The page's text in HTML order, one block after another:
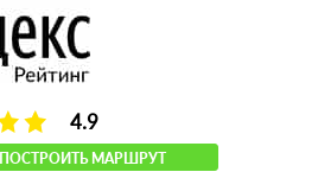
4.9
ПОСТРОИТЬ МАРШРУТ